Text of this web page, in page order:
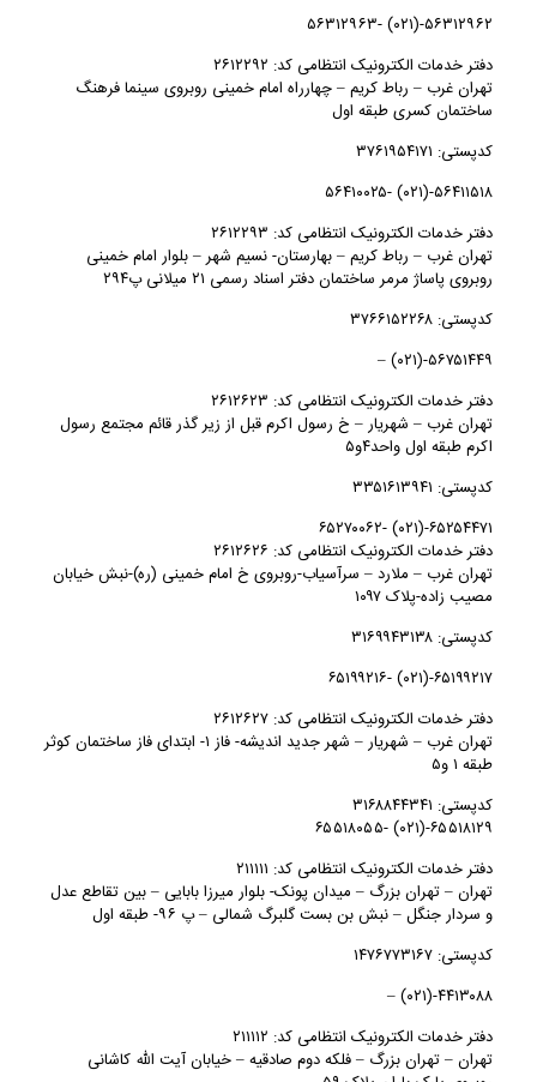
۵۶۳۱۲۹۶۲-(۰۲۱) -۵۶۳۱۲۹۶۳
دفتر خدمات الکترونیک انتظامی کد: ۲۶۱۲۲۹۲
تهران غرب – رباط كريم – چهارراه امام خمینی روبروی سینما فرهنگ
ساختمان کسری طبقه اول
کدپستی: ۳۷۶۱۹۵۴۱۷۱
۵۶۴۱۱۵۱۸-(۰۲۱) -۵۶۴۱۰۰۲۵
دفتر خدمات الکترونیک انتظامی کد: ۲۶۱۲۲۹۳
تهران غرب – رباط كريم – بهارستان- نسیم شهر – بلوار امام خمینی
روبروی پاساژ مرمر ساختمان دفتر اسناد رسمی ۲۱ میلانی پ۲۹۴
کدپستی: ۳۷۶۶۱۵۲۲۶۸
۵۶۷۵۱۴۴۹-(۰۲۱) –
دفتر خدمات الکترونیک انتظامی کد: ۲۶۱۲۶۲۳
تهران غرب – شهريار – خ رسول اکرم قبل از زیر گذر قائم مجتمع رسول
اکرم طبقه اول واحد۴و۵
کدپستی: ۳۳۵۱۶۱۳۹۴۱
۶۵۲۵۴۴۷۱-(۰۲۱) -۶۵۲۷۰۰۶۲
دفتر خدمات الکترونیک انتظامی کد: ۲۶۱۲۶۲۶
تهران غرب – ملارد – سرآسیاب-روبروی خ امام خمینی (ره)-نبش خیابان
مصیب زاده-پلاک ۱۰۹۷
کدپستی: ۳۱۶۹۹۴۳۱۳۸
۶۵۱۹۹۲۱۷-(۰۲۱) -۶۵۱۹۹۲۱۶
دفتر خدمات الکترونیک انتظامی کد: ۲۶۱۲۶۲۷
تهران غرب – شهريار – شهر جدید اندیشه- فاز ۱- ابتدای فاز ساختمان کوثر
طبقه ۱ و۵
کدپستی: ۳۱۶۸۸۴۴۳۴۱
۶۵۵۱۸۱۲۹-(۰۲۱) -۶۵۵۱۸۰۵۵
دفتر خدمات الکترونیک انتظامی کد: ۲۱۱۱۱۱
تهران – تهران بزرگ – میدان پونک- بلوار میرزا بابایی – بین تقاطع عدل
و سردار جنگل – نبش بن بست گلبرگ شمالی – پ ۹۶- طبقه اول
کدپستی: ۱۴۷۶۷۷۳۱۶۷
۴۴۱۳۰۸۸-(۰۲۱) –
دفتر خدمات الکترونیک انتظامی کد: ۲۱۱۱۱۲
تهران – تهران بزرگ – فلکه دوم صادقیه – خیابان آیت الله کاشانی